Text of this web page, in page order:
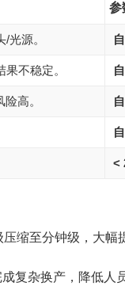
参
光源。
不稳定。
高。
<
缩至分钟级，大幅
复杂换产，降低人